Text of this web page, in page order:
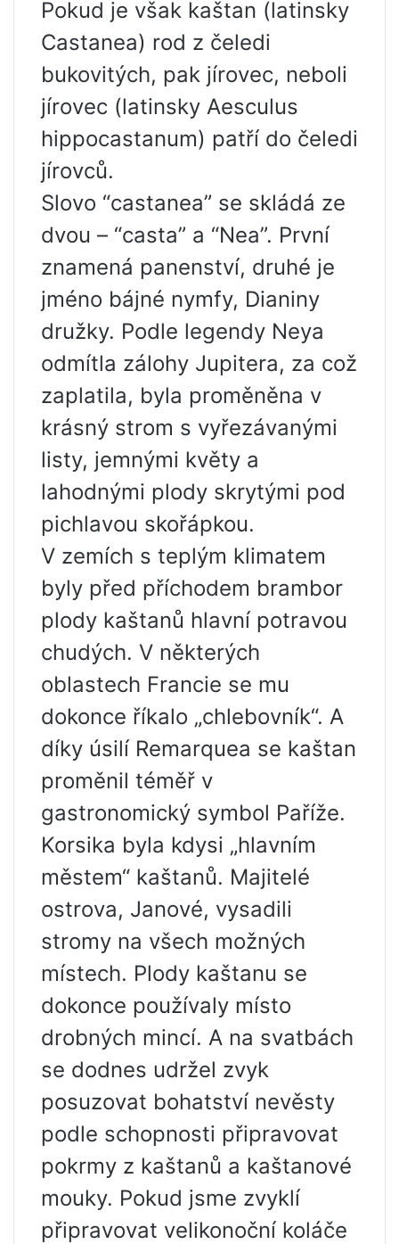
Pokud je však kaštan (latinsky
Castanea) rod z čeledi
bukovitých, pak jírovec, neboli
jírovec (latinsky Aesculus
hippocastanum) patří do čeledi
jírovců.
Slovo “castanea” se skládá ze
dvou – “casta” a “Nea”. První
znamená panenství, druhé je
jméno bájné nymfy, Dianiny
družky. Podle legendy Neya
odmítla zálohy Jupitera, za což
zaplatila, byla proměněna v
krásný strom s vyřezávanými
listy, jemnými květy a
lahodnými plody skrytými pod
pichlavou skořápkou.
V zemích s teplým klimatem
byly před příchodem brambor
plody kaštanů hlavní potravou
chudých. V některých
oblastech Francie se mu
dokonce říkalo „chlebovník“. A
díky úsilí Remarquea se kaštan
proměnil téměř v
gastronomický symbol Paříže.
Korsika byla kdysi „hlavním
městem“ kaštanů. Majitelé
ostrova, Janové, vysadili
stromy na všech možných
místech. Plody kaštanu se
dokonce používaly místo
drobných mincí. A na svatbách
se dodnes udržel zvyk
posuzovat bohatství nevěsty
podle schopnosti připravovat
pokrmy z kaštanů a kaštanové
mouky. Pokud jsme zvyklí
připravovat velikonoční koláče